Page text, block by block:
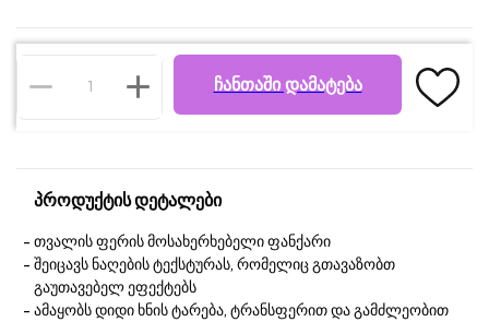
ᲩᲐᲜᲗᲐᲨᲘ ᲓᲐᲛᲐᲢᲔᲑᲐ
პროდუქტის დეტალები
თვალის ფერის მოსახერხებელი ფანქარი
შეიცავს ნაღების ტექსტურას, რომელიც გთავაზობთ
გაუთავებელ ეფექტებს
ამაყობს დიდი ხნის ტარება, ტრანსფერით და გამძლეობით